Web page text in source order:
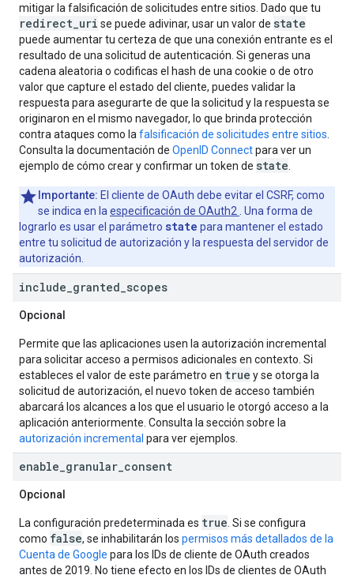
mitigar la falsificación de solicitudes entre sitios. Dado que tu
redirect_uri se puede adivinar, usar un valor de state
puede aumentar tu certeza de que una conexión entrante es el
resultado de una solicitud de autenticación. Si generas una
cadena aleatoria o codificas el hash de una cookie o de otro
valor que capture el estado del cliente, puedes validar la
respuesta para asegurarte de que la solicitud y la respuesta se
originaron en el mismo navegador, lo que brinda protección
contra ataques como la falsificación de solicitudes entre sitios
Consulta la documentación de OpenID Connectpara ver un
ejemplo de cómo crear y confirmar un token de state
Importante: El cliente de OAuth debe evitar el CSRF, como
se indica en la especificación de OAuth2
. Una forma de
lograrlo es usar el parámetro state para mantener el estado
entre tu solicitud de autorización y la respuesta del servidor de
autorización.
include granted scopes
Opcional
Permite que las aplicaciones usen la autorización incremental
para solicitar acceso a permisos adicionales en contexto. Si
estableces el valor de este parámetro en true y se otorga la
solicitud de autorización, el nuevo token de acceso también
abarcará los alcances a los que el usuario le otorgó acceso a la
aplicación anteriormente. Consulta la sección sobre la
autorización incremental para ver ejemplos.
enable granular consent
Opcional
La configuración predeterminada es true . Si se configura
como false, se inhabilitarán los permisos más detallados de la
Cuenta de Google para los IDs de cliente de OAuth creados
antes de 2019. No tiene efecto en los IDs de clientes de OAuth